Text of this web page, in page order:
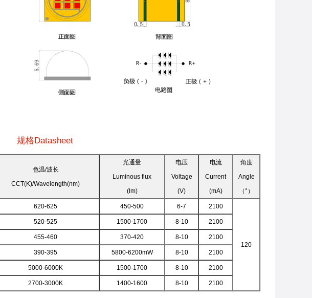
规格Datasheet
色温/波长
CCT(K)/Wavelength(nm)
光通量
Luminous flux
(lm)
电压
Voltage
(V)
电流
Current
(mA)
角度
Angle
（°）
620-625 450-500 6-7 2100
120
520-525 1500-1700 8-10 2100
455-460 370-420 8-10 2100
390-395 5800-6200mW 8-10 2100
5000-6000K 1500-1700 8-10 2100
2700-3000K 1400-1600 8-10 2100